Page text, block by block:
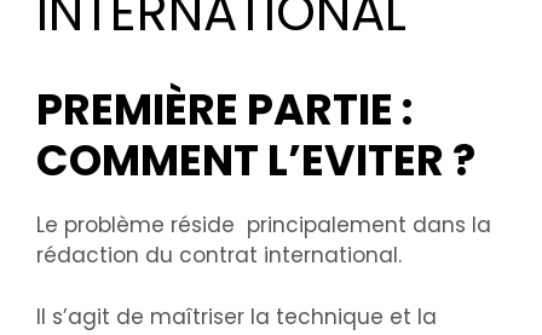
PREMIÈRE PARTIE :
COMMENT L’EVITER ?
Le problème réside principalement dans la
rédaction du contrat international.
Il s’agit de maîtriser la technique et la